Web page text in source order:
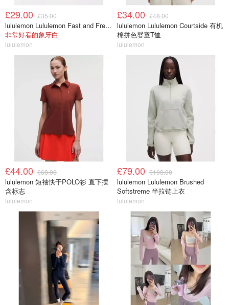
£29.00 £35.00
lululemon Lululemon Fast and Free 跑步腰包
非常好看的象牙白
lululemon
£34.00 £48.00
lululemon Lululemon Courtside 有机
棉拼色婴童T恤
lululemon
£44.00 £68.00
lululemon 短袖快干POLO衫 直下摆
含标志
lululemon
£79.00 £108.00
lululemon Lululemon Brushed
Softstreme 半拉链上衣
lululemon